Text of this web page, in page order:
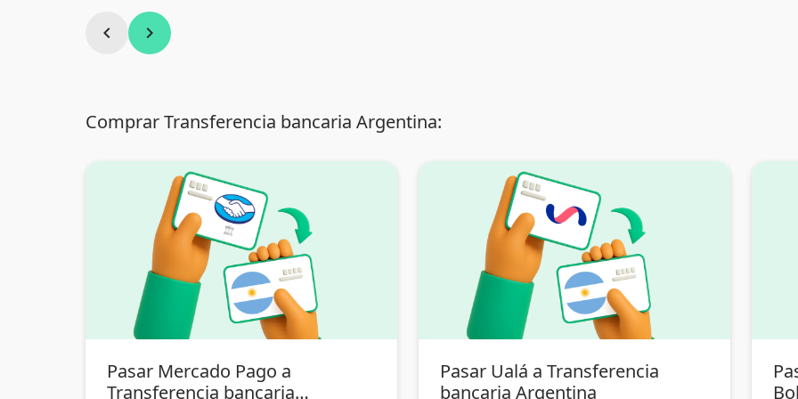
chevron_left chevron_right
Comprar Transferencia bancaria Argentina:
Pasar Mercado Pago a
Transferencia bancaria
Pasar Ualá a Transferencia
bancaria Argentina